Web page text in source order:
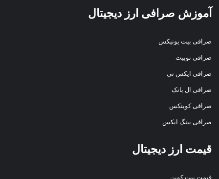
آموزش صرافی ارز دیجیتال
صرافی بیت یونیکس
صرافی توبیت
صرافی ایکس تی
صرافی ال بانک
صرافی کوینکس
صرافی بینگ ایکس
قیمت ارز دیجیتال
قیمت بیت کوین